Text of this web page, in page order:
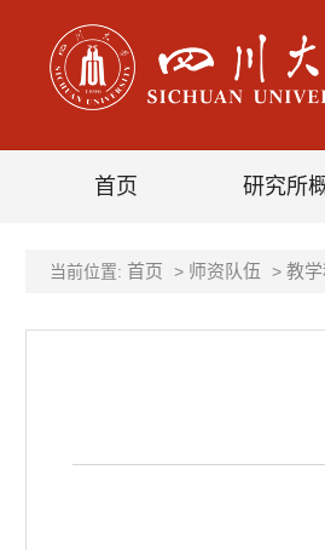
首页 研究所
当前位置: 首页 > 师资队伍 > 教